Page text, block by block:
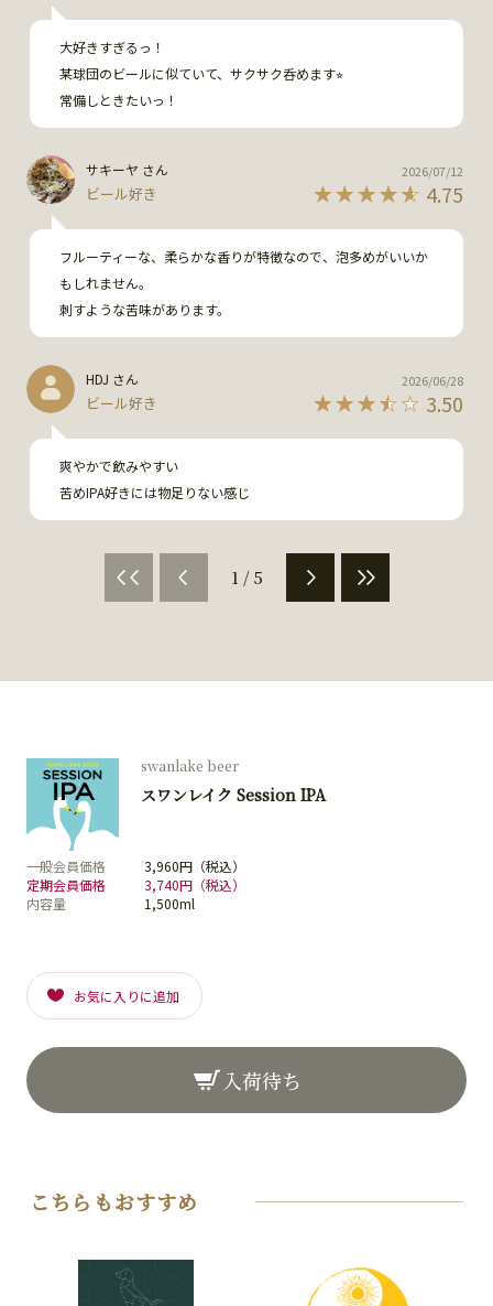
大好きすぎるっ！
某球団のビールに似ていて、サクサク呑めます⭐︎
常備しときたいっ！
サキーヤ さん
ビール好き 4.75
2026/07/12
フルーティーな、柔らかな香りが特徴なので、泡多めがいいか
もしれません。
刺すような苦味があります。
HDJ さん
ビール好き 3.50
2026/06/28
爽やかで飲みやすい
苦めIPA好きには物足りない感じ
1 / 5
swanlake beer
スワンレイク Session IPA
一般会員価格
3,960円（税込）
定期会員価格
3,740円（税込）
内容量
1,500ml
お気に入りに追加
入荷待ち
こちらもおすすめ